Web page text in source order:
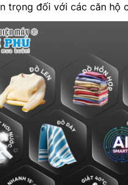
trọng đối với các căn hộ